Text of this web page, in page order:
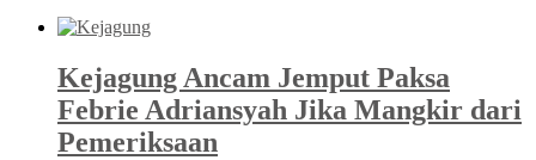
Kejagung Ancam Jemput Paksa
Febrie Adriansyah Jika Mangkir dari
Pemeriksaan